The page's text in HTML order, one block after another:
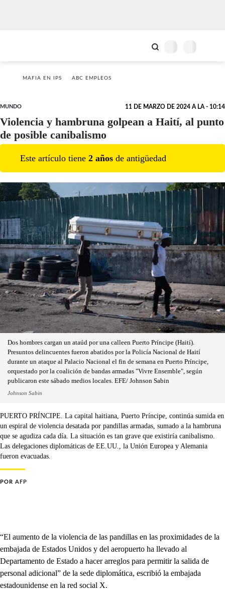
MAFIA EN IPS ABC EMPLEOS
MUNDO 11 DE MARZO DE 2024 A LA - 10:14
Violencia y hambruna golpean a Haití, al punto
de posible canibalismo
Este artículo tiene 2 años de antigüedad
Dos hombres cargan un ataúd por una calleen Puerto Príncipe (Haití).
Presuntos delincuentes fueron abatidos por la Policía Nacional de Haití
durante un ataque al Palacio Nacional el fin de semana en Puerto Príncipe,
orquestado por la coalición de bandas armadas "Vivre Ensemble", según
publicaron este sábado medios locales. EFE/ Johnson Sabin
Johnson Sabin
PUERTO PRÍNCIPE. La capital haitiana, Puerto Príncipe, continúa sumida en
un espiral de violencia desatada por pandillas armadas, sumado a la hambruna
que se agudiza cada día. La situación es tan grave que existiría canibalismo.
Las delegaciones diplomáticas de EE.UU., la Unión Europea y Alemania
fueron evacuadas.
POR AFP
“El aumento de la violencia de las pandillas en las proximidades de la
embajada de Estados Unidos y del aeropuerto ha llevado al
Departamento de Estado a hacer arreglos para permitir la salida de
personal adicional” de la sede diplomática, escribió la embajada
estadounidense en la red social X.